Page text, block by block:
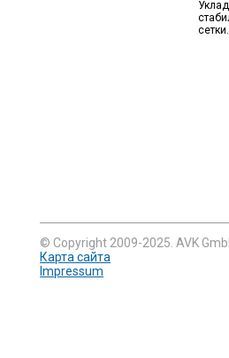
сетки.
© Copyright 2009-2025. AVK
Карта сайта
Impressum